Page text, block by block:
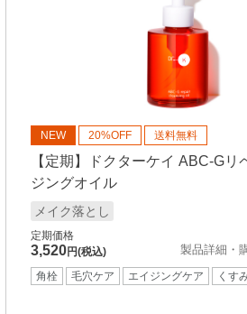
NEW 20%OFF 送料無料
【定期】ドクターケイ ABC-Gリ
ジングオイル
メイク落とし
定期価格
3,520円(税込) 製品詳細・
角栓 毛穴ケア エイジングケア くす